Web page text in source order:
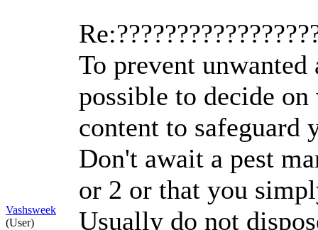
Vashsweek
(User)
To prevent
possible to decide
content to safeguard
Don't await a pest
or 2 or that you
Usually do not